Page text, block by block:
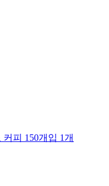
피 150개입 1개